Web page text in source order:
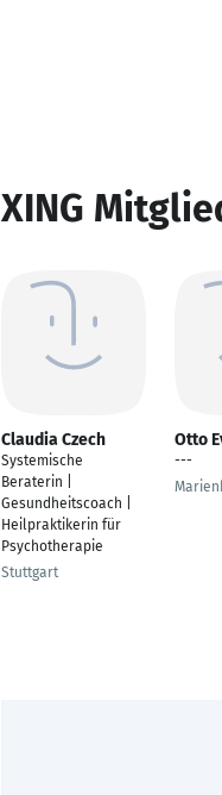
XING
Claudia Czech
Systemische
Beraterin |
Gesundheitscoach |
Heilpraktikerin für
Psychotherapie
Stuttgart
Otto
---